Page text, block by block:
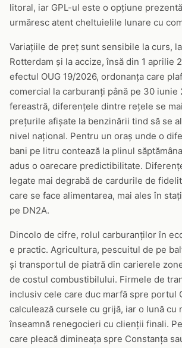
litoral, iar GPL-ul este o opțiune
urmăresc atent cheltuielile lunare cu
Variațiile de preț sunt sensibile la curs,
Rotterdam și la accize, însă din 1 aprilie
efectul OUG 19/2026, ordonanța care
comercial la carburanți până pe 30 iunie
fereastră, diferențele dintre rețele se
prețurile afișate la benzinării tind să se
nivel național. Pentru un oraș unde o
bani pe litru contează la plinul
adus o oarecare predictibilitate.
legate mai degrabă de cardurile de
care se face alimentarea, mai ales în
pe DN2A.
Dincolo de cifre, rolul carburanților în
e practic. Agricultura, pescuitul de pe
și transportul de piatră din carierele
de costul combustibilului. Firmele de
inclusiv cele care duc marfă spre portul
calculează cursele cu grijă, iar o lună cu
înseamnă renegocieri cu clienții finali.
care pleacă dimineața spre Constanța